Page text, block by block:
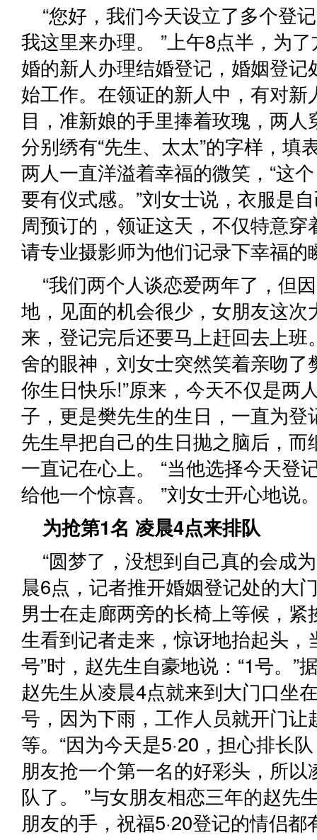
“您好，我们今天设立了多个登
我这里来办理。 ”上午8点半，为
婚的新人办理结婚登记，婚姻登记
始工作。在领证的新人中，有对新
目，准新娘的手里捧着玫瑰，两人
分别绣有“先生、太太”的字样，填
两人一直洋溢着幸福的微笑，“这
要有仪式感。”刘女士说，衣服是
周预订的，领证这天，不仅特意穿
请专业摄影师为他们记录下幸福的
“我们两个人谈恋爱两年了，但
地，见面的机会很少，女朋友这次
来，登记完后还要马上赶回去上班
舍的眼神，刘女士突然笑着亲吻了
你生日快乐!”原来，今天不仅是两
子，更是樊先生的生日，一直为登
先生早把自己的生日抛之脑后，而
一直记在心上。 “当他选择今天登
给他一个惊喜。 ”刘女士开心地说
为抢第1名 凌晨4点来排队
“圆梦了，没想到自己真的会成
晨6点，记者推开婚姻登记处的大
男士在走廊两旁的长椅上等候，紧
生看到记者走来，惊讶地抬起头，
号”时，赵先生自豪地说：“1号。”
赵先生从凌晨4点就来到大门口坐
号，因为下雨，工作人员就开门让
等。“因为今天是5·20，担心排长
朋友抢一个第一名的好彩头，所以
队了。 ”与女朋友相恋三年的赵先
朋友的手，祝福5·20登记的情侣